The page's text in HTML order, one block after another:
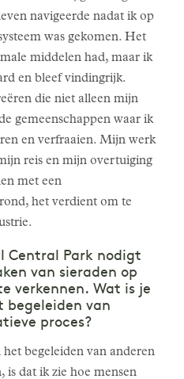
navigeerde nadat ik op
was gekomen. Het
middelen had, maar ik
en bleef vindingrijk.
die niet alleen mijn
gemeenschappen waar ik
en verfraaien. Mijn werk
reis en mijn overtuiging
met een
het verdient om te
Central Park nodigt
van sieraden op
verkennen. Wat is je
begeleiden van
proces?
begeleiden van anderen
is dat ik zie hoe mensen